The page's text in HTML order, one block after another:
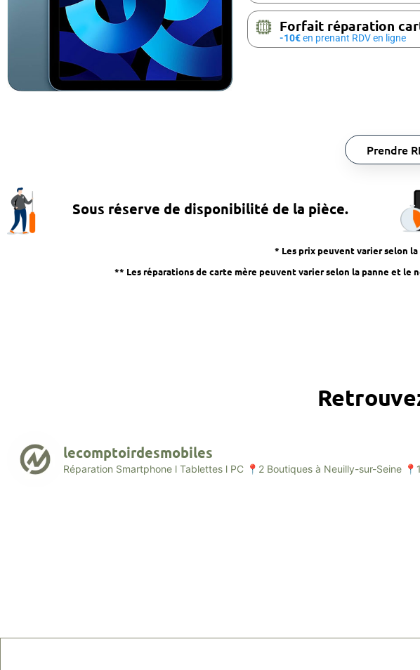
Forfait réparation
-10€en prenant RDV en ligne
Prendre
Sous réserve de disponibilité de la pièce.
* Les prix peuvent varier selon
** Les réparations de carte mère peuvent varier selon la panne et
lecomptoirdesmobiles
Réparation Smartphone l Tablettes l PC 📍2 Boutiques à Neuilly-sur-Seine